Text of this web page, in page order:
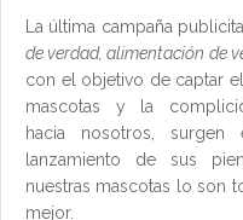
La última campaña
de verdad, alimentación de
con el objetivo de captar
mascotas y la
hacia nosotros, surgen
lanzamiento de sus
nuestras mascotas lo son
mejor.